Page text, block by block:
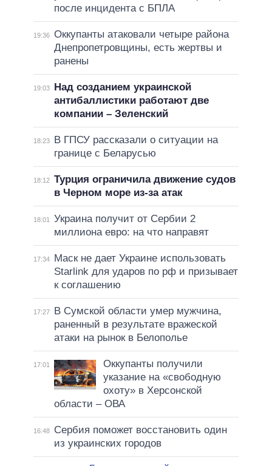
после инцидента с БПЛА
19:36 Оккупанты атаковали четыре района
Днепропетровщины, есть жертвы и
ранены
19:03
Над созданием украинской
антибаллистики работают две
компании – Зеленский
18:23
В ГПСУ рассказали о ситуации на
границе с Беларусью
18:12 Турция ограничила движение судов
в Черном море из-за атак
18:01
Украина получит от Сербии 2
миллиона евро: на что направят
17:34
Маск не дает Украине использовать
Starlink для ударов по рф и призывает
к соглашению
17:27
В Сумской области умер мужчина,
раненный в результате вражеской
атаки на рынок в Белополье
17:01
Оккупанты получили
указание на «свободную
охоту» в Херсонской
области – ОВА
16:48
Сербия поможет восстановить один
из украинских городов